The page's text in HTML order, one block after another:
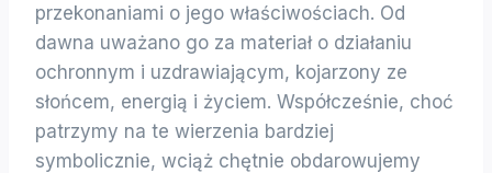
przekonaniami o jego właściwościach. Od
dawna uważano go za materiał o działaniu
ochronnym i uzdrawiającym, kojarzony ze
słońcem, energią i życiem. Współcześnie, choć
patrzymy na te wierzenia bardziej
symbolicznie, wciąż chętnie obdarowujemy